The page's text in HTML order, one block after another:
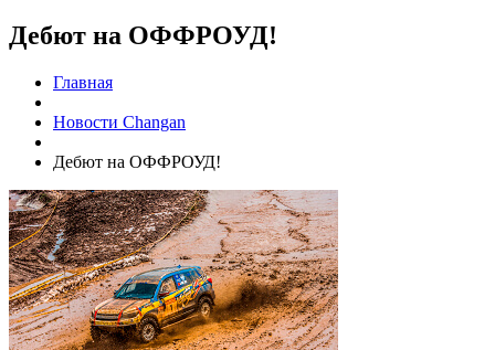
Дебют на ОФФРОУД!
Главная
Новости Changan
Дебют на ОФФРОУД!